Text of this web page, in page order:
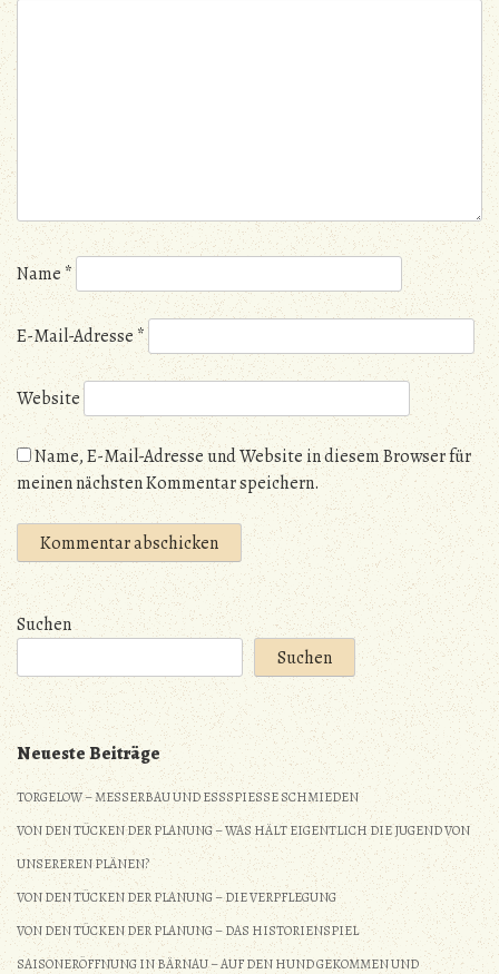
Name *
E-Mail-Adresse*
Website
Name, E-Mail-Adresse und Website in diesem Browser für
meinen nächsten Kommentar speichern.
Suchen
Suchen
Neueste Beiträge
TORGELOW – MESSERBAU UND ESSSPIESSE SCHMIEDEN
VON DEN TÜCKEN DER PLANUNG – WAS HÄLT EIGENTLICH DIE JUGEND VON
UNSEREREN PLÄNEN?
VON DEN TÜCKEN DER PLANUNG – DIE VERPFLEGUNG
VON DEN TÜCKEN DER PLANUNG – DAS HISTORIENSPIEL
SAISONERÖFFNUNG IN BÄRNAU – AUF DEN HUND GEKOMMEN UND